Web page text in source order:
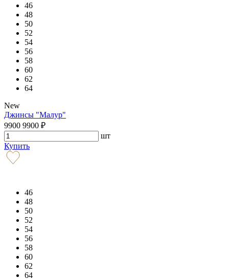
46
48
50
52
54
56
58
60
62
64
New
Джинсы "Малур"
9900 9900 ₽
шт
Купить
46
48
50
52
54
56
58
60
62
64